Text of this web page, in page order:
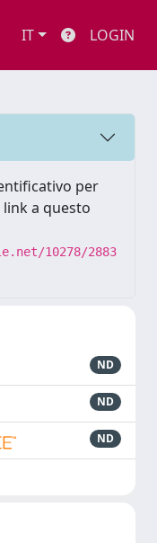
IT LOGIN
per
a questo
10278/2883
ND
ND
ND